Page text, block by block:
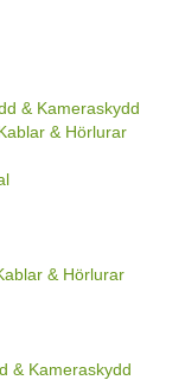
& Kameraskydd
& Hörlurar
& Hörlurar
& Kameraskydd